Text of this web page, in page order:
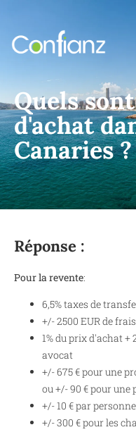
Quels
d'achat
Canaries ?
Réponse :
Pour la revente:
6,5% taxes de
+/- 2500 EUR de
1% du prix d'achat +
avocat
+/- 675 € pour une
ou +/- 90 € pour une
+/- 10 € par
+/- 300 € pour les